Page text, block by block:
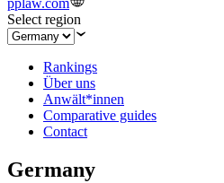
pplaw.com
Select region
Rankings
Über uns
Anwält*innen
Comparative guides
Contact
Germany